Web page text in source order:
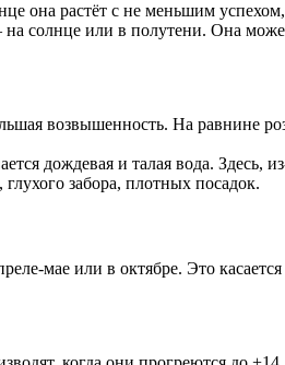
растёт с не меньшим успехом,
солнце или в полутени. Она
возвышенность. На равнине
дождевая и талая вода. Здесь,
забора, плотных посадок.
мае или в октябре. Это